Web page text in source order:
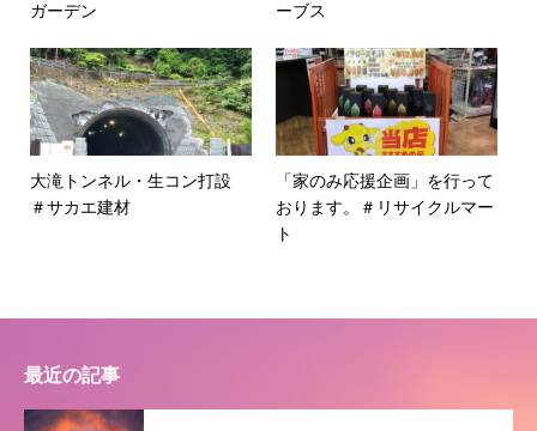
ガーデン
ーブス
大滝トンネル・生コン打設
＃サカエ建材
「家のみ応援企画」を行って
おります。＃リサイクルマー
ト
最近の記事